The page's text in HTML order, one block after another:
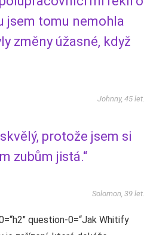
jsem tomu nemohla
změny úžasné, když
Johnny, 45 let.
protože jsem si
zubům jistá.“
Solomon, 39 let.
question-0=“Jak Whitify